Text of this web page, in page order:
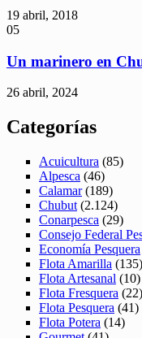
19 abril, 2018
05
Un marinero en
26 abril, 2024
Categorías
Acuicultura (85)
Alpesca (46)
Calamar(189)
Chubut (2.124)
Conarpesca (29)
Consejo Federal
Economía Pesquera
Flota Amarilla (135)
Flota Artesanal (10)
Flota Fresquera (22)
Flota Pesquera (41)
Flota Potera (14)